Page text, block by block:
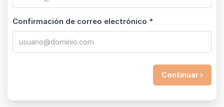
Confirmación de correo electrónico *